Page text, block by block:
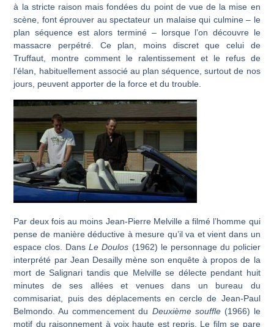
à la stricte raison mais fondées du point de vue de la mise en
scène, font éprouver au spectateur un malaise qui culmine – le
plan séquence est alors terminé – lorsque l’on découvre le
massacre perpétré. Ce plan, moins discret que celui de
Truffaut, montre comment le ralentissement et le refus de
l’élan, habituellement associé au plan séquence, surtout de nos
jours, peuvent apporter de la force et du trouble.
Par deux fois au moins Jean-Pierre Melville a filmé l’homme qui
pense de manière déductive à mesure qu’il va et vient dans un
espace clos. DansLe Doulos (1962) le personnage du policier
interprété par Jean Desailly mène son enquête à propos de la
mort de Salignari tandis que Melville se délecte pendant huit
minutes de ses allées et venues dans un bureau du
commisariat, puis des déplacements en cercle de Jean-Paul
Belmondo. Au commencement du Deuxième souffle(1966) le
motif du raisonnement à voix haute est repris. Le film se pare